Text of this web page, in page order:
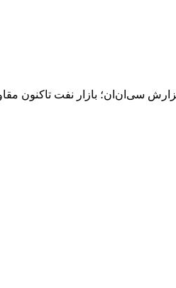
درصورت درگیری جدید در خاورمیانه قیمت نفت می‌تواند به 150 دلار